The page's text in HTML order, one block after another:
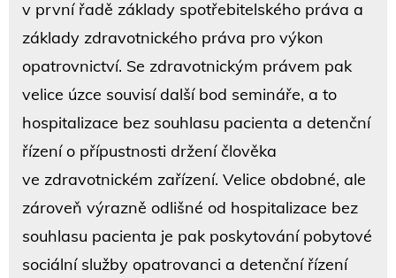
v první řadě základy spotřebitelského práva a
základy zdravotnického práva pro výkon
opatrovnictví. Se zdravotnickým právem pak
velice úzce souvisí další bod semináře, a to
hospitalizace bez souhlasu pacienta a detenční
řízení o přípustnosti držení člověka
ve zdravotnickém zařízení. Velice obdobné, ale
zároveň výrazně odlišné od hospitalizace bez
souhlasu pacienta je pak poskytování pobytové
sociální služby opatrovanci a detenční řízení